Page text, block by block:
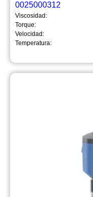
0025000312
Viscosidad:
Torque:
Velocidad:
Temperatura: